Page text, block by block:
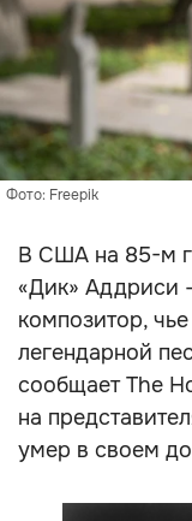
Фото: Freepik
В США на 85-м
«Дик» Аддриси
композитор,
легендарной
сообщает The
на
умер в своем